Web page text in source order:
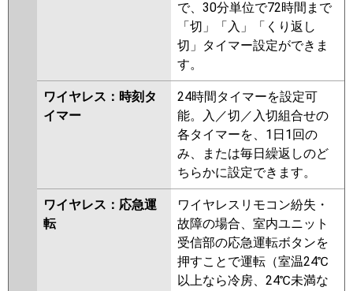
で、30分単位で72時間まで
「切」「入」「くり返し
切」タイマー設定ができま
す。
ワイヤレス：時刻タ
イマー
24時間タイマーを設定可
能。入／切／入切組合せの
各タイマーを、1日1回の
み、または毎日繰返しのど
ちらかに設定できます。
ワイヤレス：応急運
転
ワイヤレスリモコン紛失・
故障の場合、室内ユニット
受信部の応急運転ボタンを
押すことで運転（室温24℃
以上なら冷房、24℃未満な